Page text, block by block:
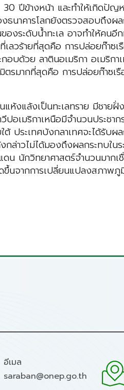
ปีข้างหน้า และทำให้เกิดปัญ
นาคารโลกยังตรวจสอบถึงผ
ระดับน้ำทะเล อาจทำให้คนอี
วร้ายที่สุดคือ การปล่อยก๊าซ
บด้วย ลาตินอเมริกา อเมริกา
ตรมากที่สุดคือ การปล่อยก๊าซ
งแล้งเป็นทะเลทราย มีชายฝั่ง
เมริกาเหนือมีจำนวนประชา
ระเทศบังกลาเทศจะได้รับผ
ล่าวไม่ได้มองถึงผลกระทบใน
นักวิทยาศาสตร์จำนวนมากเ
นจากการเปลี่ยนแปลงสภาพภู
อีเมล
saraban@onep.go.th